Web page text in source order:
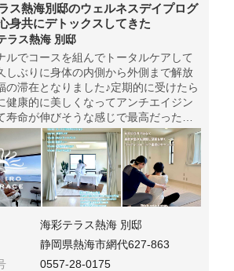
ス熱海別邸のウェルネスデイプログ
身共にデトックスしてきた
ラス熱海 別邸
ルでコースを組んでトータルケアして
しぶりに身体の内側から外側まで解放
の滞在となりました♪定期的に受けたら
健康的に美しくなってアンチエイジン
寿命が伸びそうな感じで最高だった！
邸の2棟からなる、どちらも一日一組限
ジュアリーヴィラだょ！
海彩テラス熱海 別邸
静岡県熱海市網代627-863
0557-28-0175